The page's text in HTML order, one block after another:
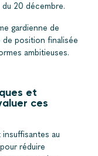
20 décembre.
gardienne de
de position finalisée
ambitieuses.
et
ces
au
réduire